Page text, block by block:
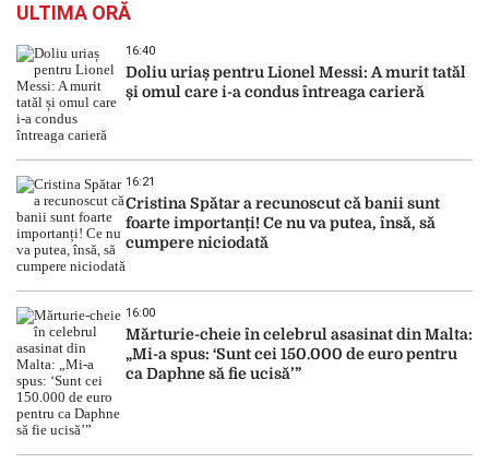
ULTIMA ORĂ
16:40
Doliu uriaș pentru Lionel Messi: A murit tatăl
și omul care i-a condus întreaga carieră
16:21
Cristina Spătar a recunoscut că banii sunt
foarte importanți! Ce nu va putea, însă, să
cumpere niciodată
16:00
Mărturie-cheie în celebrul asasinat din Malta:
„Mi-a spus: ‘Sunt cei 150.000 de euro pentru
ca Daphne să fie ucisă’”